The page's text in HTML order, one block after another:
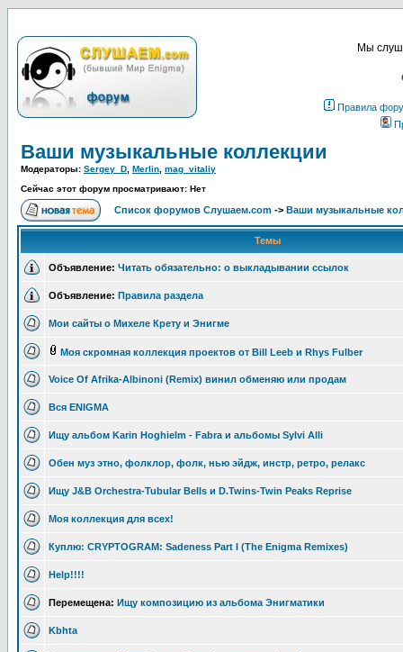
Мы
Правила
Ваши музыкальные коллекции
Модераторы: Sergey_D Merlin mag_vitaliy
Сейчас этот форум просматривают: Нет
Список форумов Слушаем.com -> Ваши музыкальные
Темы
Объявление: Читать обязательно: о выкладывании ссылок
Объявление: Правила раздела
Мои сайты о Михеле Крету и Энигме
Моя скромная коллекция проектов от Bill Leeb и Rhys Fulber
Voice Of Afrika-Albinoni (Remix) винил обменяю или продам
Вся ENIGMA
Ищу альбом Karin Hoghielm - Fabra и альбомы Sylvi Alli
Обен муз этно, фолклор, фолк, нью эйдж, инстр, ретро, релакс
Ищу J&B Orchestra-Tubular Bells и D.Twins-Twin Peaks Reprise
Моя коллекция для всех!
Куплю: CRYPTOGRAM: Sadeness Part I (The Enigma Remixes)
Help!!!!
Перемещена: Ищу композицию из альбома Энигматики
Kbhta